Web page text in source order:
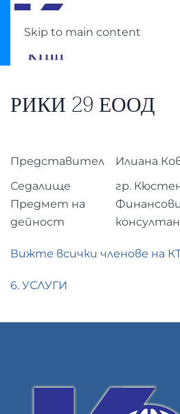
Skip to main content
РИКИ 29 ЕООД
Представител
Илиана
Седалище
гр.
Предмет на
дейност
Вижте всички членове на
6. УСЛУГИ